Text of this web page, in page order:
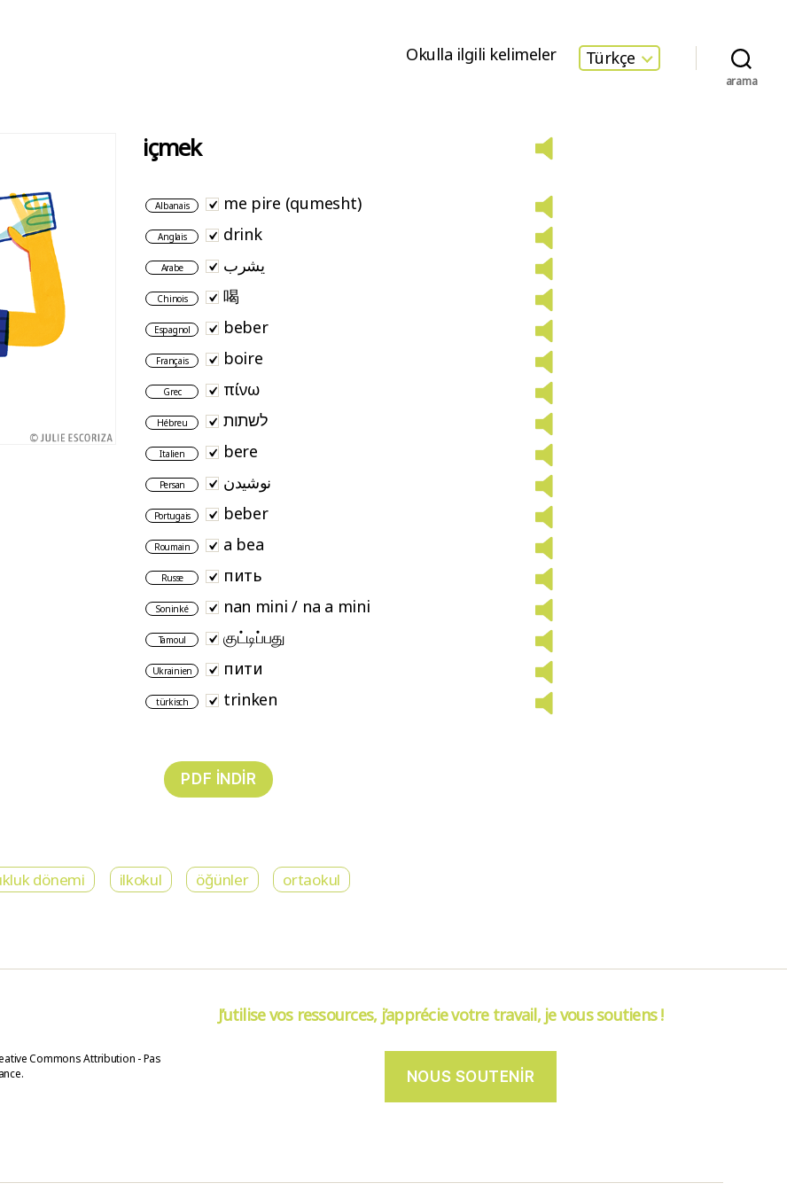
Okulla ilgili kelimeler Türkçe
arama
içmek
Albanais me pire (qumesht)
Anglais drink
Arabe يشرب
Chinois 喝
Espagnol beber
Français boire
Grec πίνω
Hébreu לשתות
Italien bere
Persan نوشیدن
Portugais beber
Roumain a bea
Russe пить
Soninké nan mini / na a mini
Tamoul குட்டிப்பது
Ukrainien пити
türkisch trinken
dönemi ilkokul öğünler ortaokul
Commons Attribution - Pas
J’utilise vos ressources, j’apprécie votre travail, je vous soutiens !
NOUS SOUTENIR